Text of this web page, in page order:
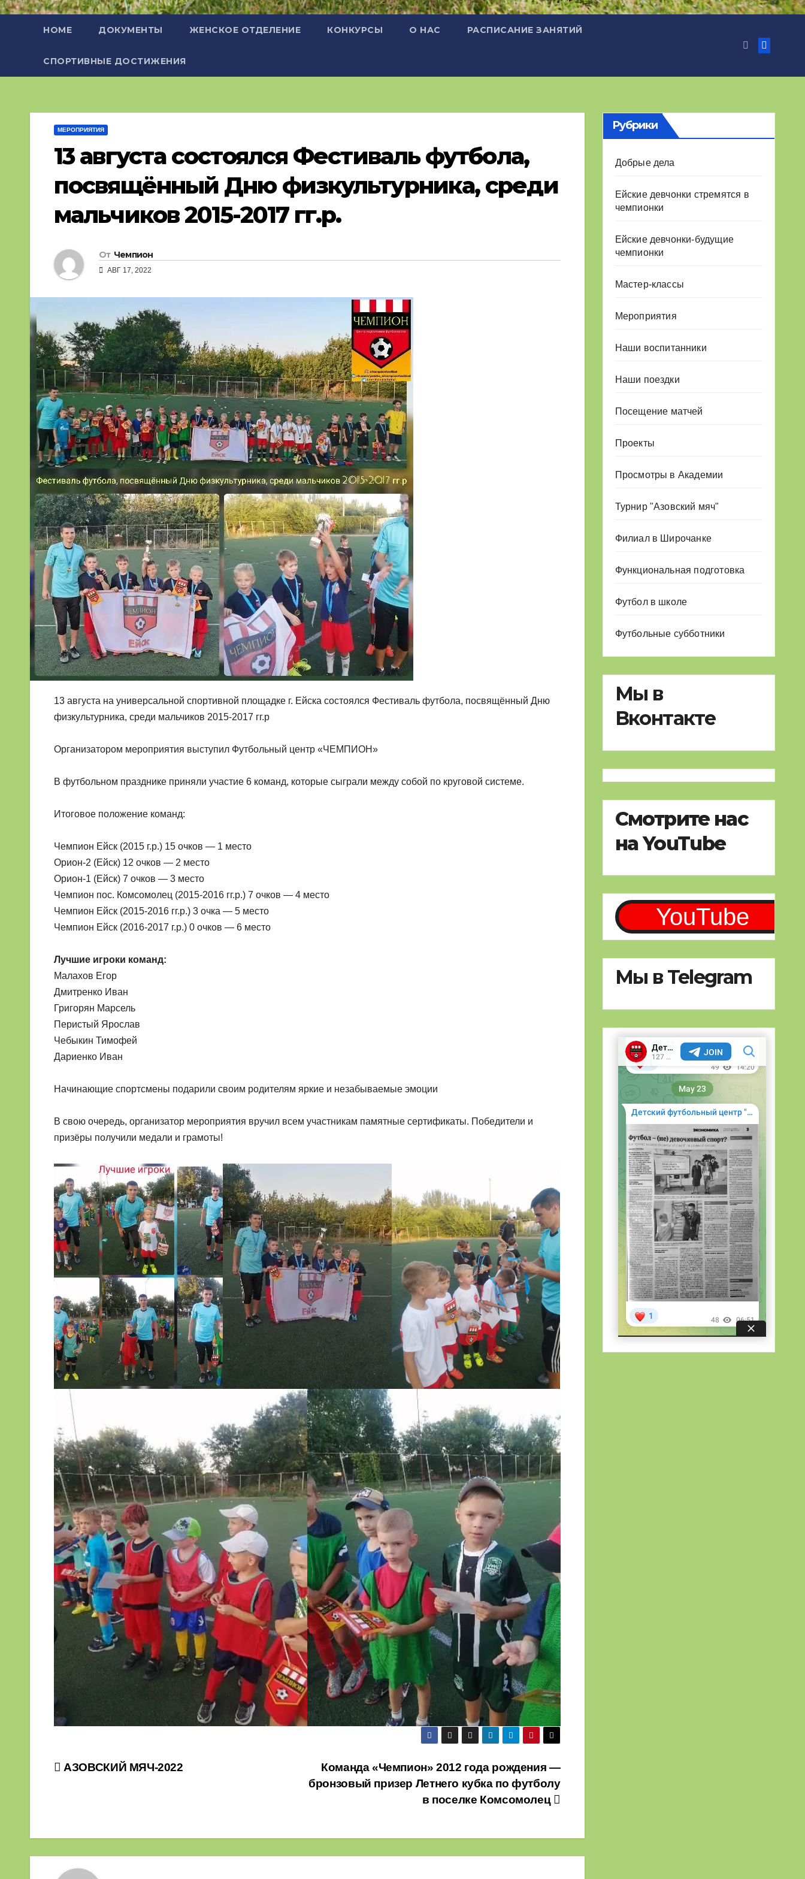
HOME ДОКУМЕНТЫ ЖЕНСКОЕ ОТДЕЛЕНИЕ КОНКУРСЫ О НАС РАСПИСАНИЕ ЗАНЯТИЙ
СПОРТИВНЫЕ ДОСТИЖЕНИЯ
МЕРОПРИЯТИЯ
13 августа состоялся Фестиваль футбола,
посвящённый Дню физкультурника, среди
мальчиков 2015-2017 гг.р.
От Чемпион
АВГ 17, 2022
13 августа на универсальной спортивной площадке г. Ейска состоялся Фестиваль футбола, посвящённый Дню
физкультурника, среди мальчиков 2015-2017 гг.р
Организатором мероприятия выступил Футбольный центр «ЧЕМПИОН»
В футбольном празднике приняли участие 6 команд, которые сыграли между собой по круговой системе.
Итоговое положение команд:
Чемпион Ейск (2015 г.р.) 15 очков — 1 место
Орион-2 (Ейск) 12 очков — 2 место
Орион-1 (Ейск) 7 очков — 3 место
Чемпион пос. Комсомолец (2015-2016 гг.р.) 7 очков — 4 место
Чемпион Ейск (2015-2016 гг.р.) 3 очка — 5 место
Чемпион Ейск (2016-2017 г.р.) 0 очков — 6 место
Лучшие игроки команд:
Малахов Егор
Дмитренко Иван
Григорян Марсель
Перистый Ярослав
Чебыкин Тимофей
Дариенко Иван
Начинающие спортсмены подарили своим родителям яркие и незабываемые эмоции
В свою очередь, организатор мероприятия вручил всем участникам памятные сертификаты. Победители и
призёры получили медали и грамоты!
Навигация
Команда «Чемпион» 2012 года рождения —
бронзовый призер Летнего кубка по футболу
в поселке Комсомолец
АЗОВСКИЙ МЯЧ-2022
Рубрики
Добрые дела
Ейские девчонки стремятся в
чемпионки
Ейские девчонки-будущие
чемпионки
Мастер-классы
Мероприятия
Наши воспитанники
Наши поездки
Посещение матчей
Проекты
Просмотры в Академии
Турнир "Азовский мяч"
Филиал в Широчанке
Функциональная подготовка
Футбол в школе
Футбольные субботники
Мы в
Вконтакте
Смотрите нас
на YouTube
YouTube
Мы в Telegram